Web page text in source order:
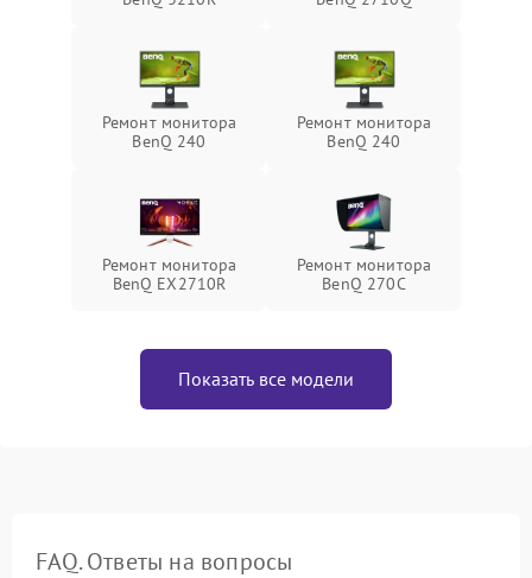
Ремонт монитора
BenQ 240
Ремонт монитора
BenQ 240
Ремонт монитора
BenQ EX2710R
Ремонт монитора
BenQ 270C
Показать все модели
FAQ. Ответы на вопросы